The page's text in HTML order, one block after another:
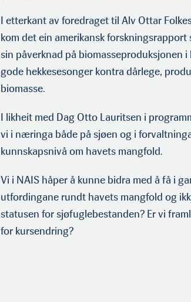
I etterkant av foredraget til Alv Ottar
kom det ein amerikansk
sin påverknad på biomasseproduksjonen
gode hekkesesonger kontra dårlege,
biomasse.
I likheit med Dag Otto Lauritsen i
vi i næringa både på sjøen og i
kunnskapsnivå om havets mangfold.
Vi i NAIS håper å kunne bidra med å få i
utfordingane rundt havets mangfold og
statusen for sjøfuglebestanden? Er vi
for kursendring?